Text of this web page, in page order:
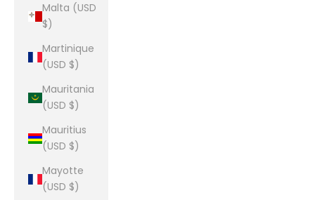
Malta (USD
$)
Martinique
(USD $)
Mauritania
(USD $)
Mauritius
(USD $)
Mayotte
(USD $)